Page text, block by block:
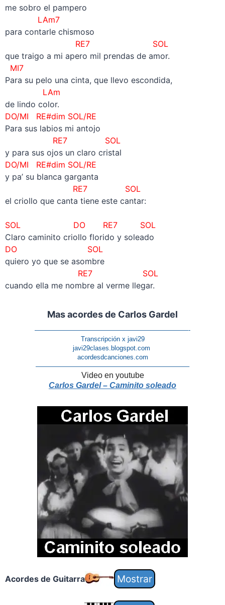
me sobro el pampero
LAm7
para contarle chismoso
RE7 SOL
que traigo a mi apero mil prendas de amor.
MI7
Para su pelo una cinta, que llevo escondida,
LAm
de lindo color.
DO/MI RE#dim SOL/RE
Para sus labios mi antojo
RE7 SOL
y para sus ojos un claro cristal
DO/MI RE#dim SOL/RE
y pa’ su blanca garganta
RE7 SOL
el criollo que canta tiene este cantar:
SOL DO RE7 SOL
Claro caminito criollo florido y soleado
DO SOL
quiero yo que se asombre
RE7 SOL
cuando ella me nombre al verme llegar.
Mas acordes de Carlos Gardel
–———————————————————————-
Transcripción x javi29
javi29clases.blogspot.com
acordesdcanciones.com
———————————————————————–
Video en youtube
Carlos Gardel – Caminito soleado
Acordes de Guitarra